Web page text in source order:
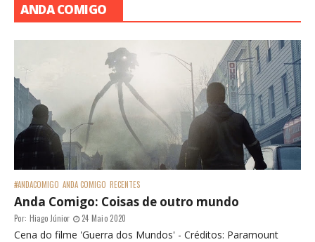
ANDA COMIGO
#ANDACOMIGO ANDA COMIGO RECENTES
Anda Comigo: Coisas de outro mundo
Por: Hiago Júnior 24 Maio 2020
Cena do filme 'Guerra dos Mundos' - Créditos: Paramount